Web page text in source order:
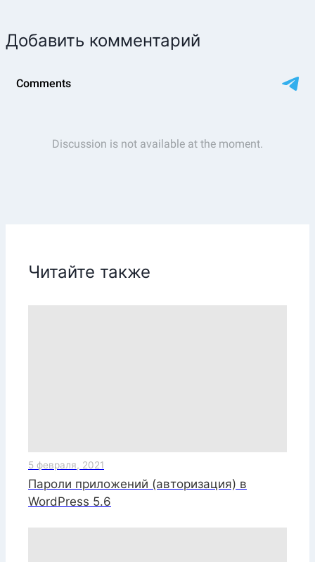
Добавить комментарий
Читайте также
5 февраля, 2021
Пароли приложений (авторизация) в
WordPress 5.6